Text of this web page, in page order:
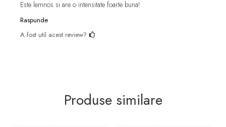
Este lemnos si are o intensitate foarte buna!
Raspunde
A fost util acest review?
Produse similare